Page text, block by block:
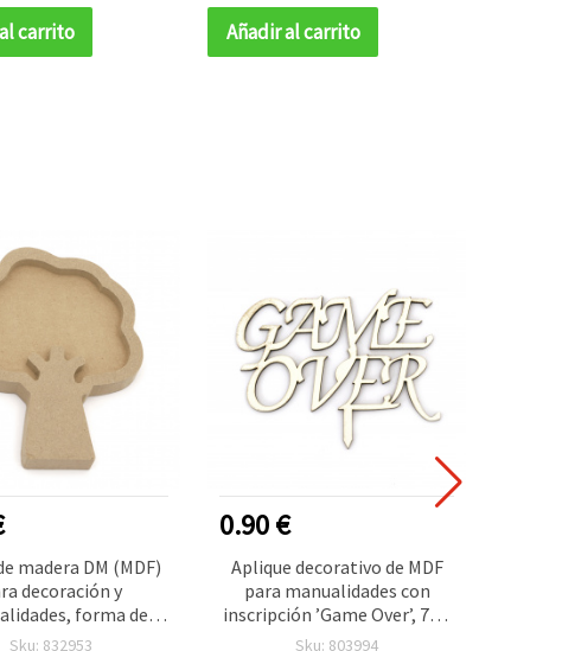
carrito Añadir al carrito
madera DM (MDF)
decoración y
forma de
110 x 142 x 15 mm
Sku: 832953
0.90 €
Aplique decorativo de MDF
para manualidades con
inscripción ’Game Over’, 75 x
90 x 3 mm
Sku: 803994